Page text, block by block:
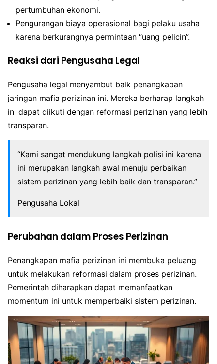
pertumbuhan ekonomi.
Pengurangan biaya operasional bagi pelaku usaha
karena berkurangnya permintaan “uang pelicin”.
Reaksi dari Pengusaha Legal
Pengusaha legal menyambut baik penangkapan
jaringan mafia perizinan ini. Mereka berharap langkah
ini dapat diikuti dengan reformasi perizinan yang lebih
transparan.
“Kami sangat mendukung langkah polisi ini karena
ini merupakan langkah awal menuju perbaikan
sistem perizinan yang lebih baik dan transparan.”
Pengusaha Lokal
Perubahan dalam Proses Perizinan
Penangkapan mafia perizinan ini membuka peluang
untuk melakukan reformasi dalam proses perizinan.
Pemerintah diharapkan dapat memanfaatkan
momentum ini untuk memperbaiki sistem perizinan.